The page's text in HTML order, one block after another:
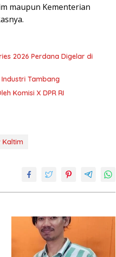
maupun Kementerian
Digelar di
Tambang
Komisi X DPR RI
Kaltim